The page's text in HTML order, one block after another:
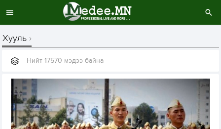
Хууль
Нийт 17570 мэдээ байна